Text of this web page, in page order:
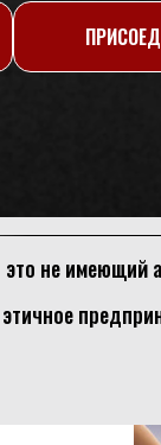
это не имеющий